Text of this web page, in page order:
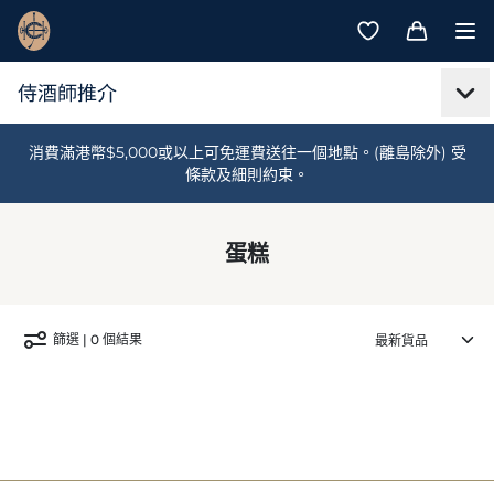
消費滿港幣$5,000或以上可免運費送往一個地點。(離島除外) 受
條款及細則約束。
蛋糕
篩選 | 0 個結果